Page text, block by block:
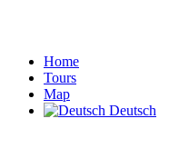
Home
Tours
Map
Deutsch